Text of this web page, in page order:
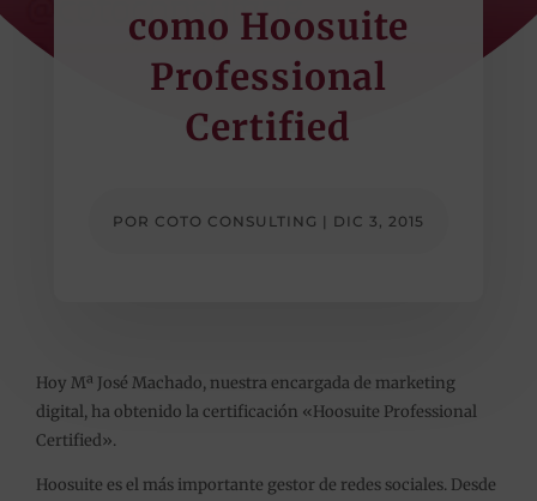
como Hoosuite
Professional
Certified
POR COTO CONSULTING | DIC 3, 2015
Hoy Mª José Machado, nuestra encargada de ‪‎marketing‬
digital, ha obtenido la certificación «Hoosuite Professional
Certified».
Hoosuite es el más importante gestor de redes sociales. Desde